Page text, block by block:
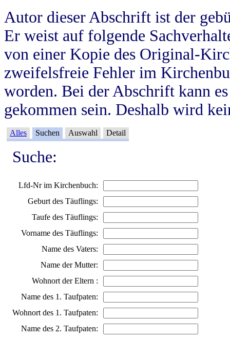
Autor dieser Abschrift ist der
Er weist auf folgende
von einer Kopie des Original-
zweifelsfreie Fehler im
worden. Bei der Abschrift kann
gekommen sein. Deshalb wird
Alles Suchen Auswahl Detail
Suche:
Lfd-Nr im Kirchenbuch:
Geburt des Täuflings:
Taufe des Täuflings:
Vorname des Täuflings:
Name des Vaters:
Name der Mutter:
Wohnort der Eltern :
Name des 1. Taufpaten:
Wohnort des 1. Taufpaten:
Name des 2. Taufpaten: